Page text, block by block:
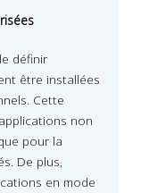
définir
être installées
Cette
non
pour la
De plus,
en mode